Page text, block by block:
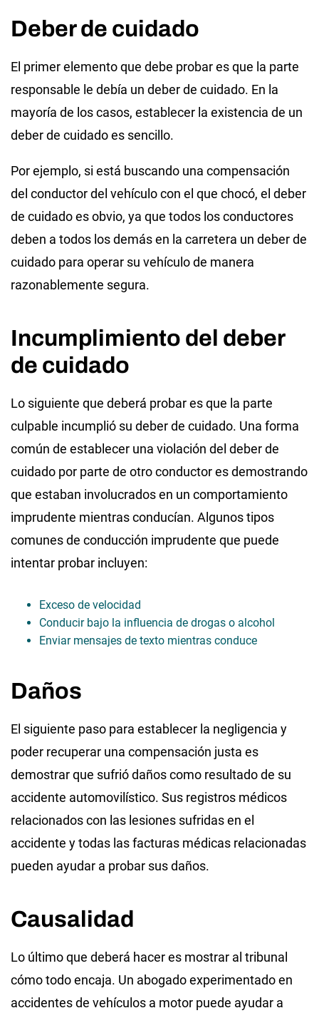
Deber de cuidado
El primer elemento que debe probar es que la parte
responsable le debía un deber de cuidado. En la
mayoría de los casos, establecer la existencia de un
deber de cuidado es sencillo.
Por ejemplo, si está buscando una compensación
del conductor del vehículo con el que chocó, el deber
de cuidado es obvio, ya que todos los conductores
deben a todos los demás en la carretera un deber de
cuidado para operar su vehículo de manera
razonablemente segura.
Incumplimiento del deber
de cuidado
Lo siguiente que deberá probar es que la parte
culpable incumplió su deber de cuidado. Una forma
común de establecer una violación del deber de
cuidado por parte de otro conductor es demostrando
que estaban involucrados en un comportamiento
imprudente mientras conducían. Algunos tipos
comunes de conducción imprudente que puede
intentar probar incluyen:
Exceso de velocidad
Conducir bajo la influencia de drogas o alcohol
Enviar mensajes de texto mientras conduce
Daños
El siguiente paso para establecer la negligencia y
poder recuperar una compensación justa es
demostrar que sufrió daños como resultado de su
accidente automovilístico. Sus registros médicos
relacionados con las lesiones sufridas en el
accidente y todas las facturas médicas relacionadas
pueden ayudar a probar sus daños.
Causalidad
Lo último que deberá hacer es mostrar al tribunal
cómo todo encaja. Un abogado experimentado en
accidentes de vehículos a motor puede ayudar a